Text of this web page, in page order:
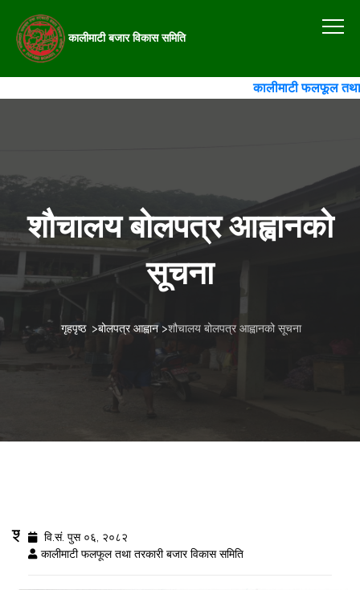
कालीमाटी बजार विकास समिति
कालीमाटी फलफूल तथा
शौचालय बोलपत्र आह्वानको
सूचना
गृहपृष्ठ >बोलपत्र आह्वान>शौचालय बोलपत्र आह्वानको सूचना
शौचालय बोलपत्र आह्वानको सूचना
वि.सं. पुस ०६, २०८२
कालीमाटी फलफूल तथा तरकारी बजार विकास समिति